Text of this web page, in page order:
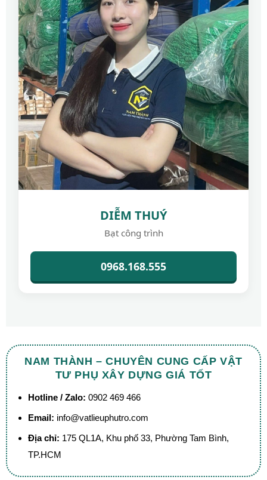
DIỄM THUÝ
Bạt công trình
0968.168.555
NAM THÀNH – CHUYÊN CUNG CẤP VẬT
TƯ PHỤ XÂY DỰNG GIÁ TỐT
Hotline / Zalo: 0902 469 466
Email: info@vatlieuphutro.com
Địa chỉ: 175 QL1A, Khu phố 33, Phường Tam Bình,
TP.HCM